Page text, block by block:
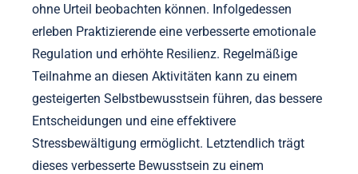
ohne Urteil beobachten können. Infolgedessen
erleben Praktizierende eine verbesserte emotionale
Regulation und erhöhte Resilienz. Regelmäßige
Teilnahme an diesen Aktivitäten kann zu einem
gesteigerten Selbstbewusstsein führen, das bessere
Entscheidungen und eine effektivere
Stressbewältigung ermöglicht. Letztendlich trägt
dieses verbesserte Bewusstsein zu einem